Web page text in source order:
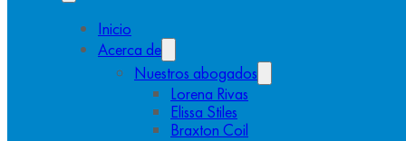
Inicio
Acerca de
Nuestros abogados
Lorena Rivas
Elissa Stiles
Braxton Coil